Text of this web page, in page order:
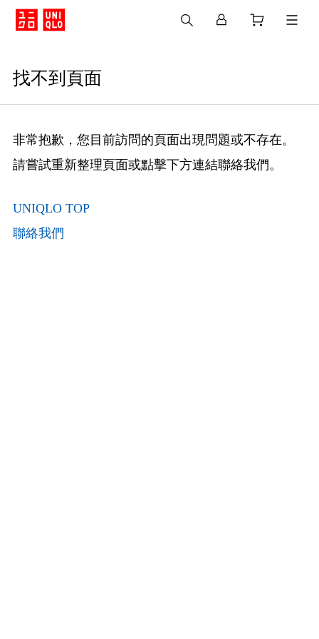
找不到頁面
非常抱歉，您目前訪問的頁面出現問題或不存在。
請嘗試重新整理頁面或點擊下方連結聯絡我們。
UNIQLO TOP
聯絡我們